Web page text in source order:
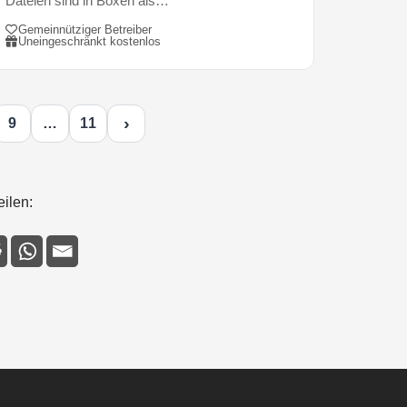
Gemeinnütziger Betreiber
Uneingeschränkt kostenlos
9 … 11 ›